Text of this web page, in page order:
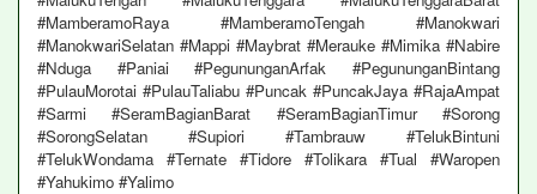
#MamberamoRaya #MamberamoTengah #Manokwari
#ManokwariSelatan #Mappi #Maybrat #Merauke #Mimika #Nabire
#Nduga #Paniai #PegununganArfak #PegununganBintang
#PulauMorotai #PulauTaliabu #Puncak #PuncakJaya #RajaAmpat
#Sarmi #SeramBagianBarat #SeramBagianTimur #Sorong
#SorongSelatan #Supiori #Tambrauw #TelukBintuni
#TelukWondama #Ternate #Tidore #Tolikara #Tual #Waropen
#Yahukimo #Yalimo